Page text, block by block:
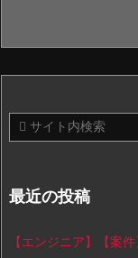
最近の投稿
【エンジニア】【案